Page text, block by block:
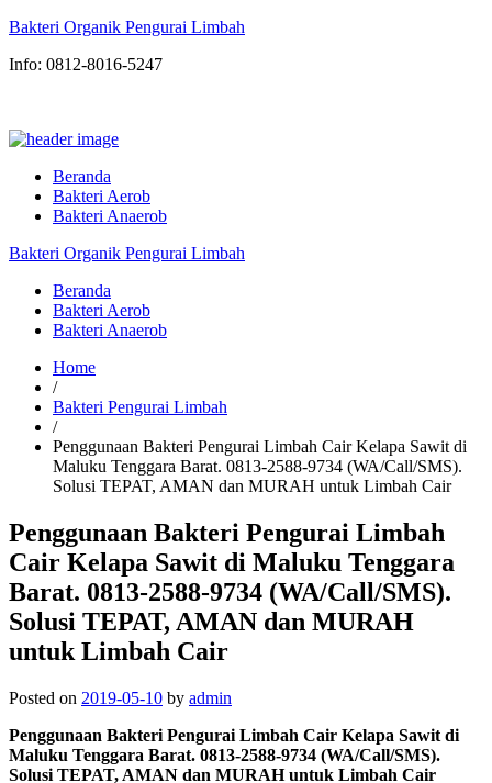
Bakteri Organik Pengurai Limbah
Info: 0812-8016-5247
Beranda
Bakteri Aerob
Bakteri Anaerob
Bakteri Organik Pengurai Limbah
Beranda
Bakteri Aerob
Bakteri Anaerob
Home
/
Bakteri Pengurai Limbah
/
Penggunaan Bakteri Pengurai Limbah Cair Kelapa Sawit di
Maluku Tenggara Barat. 0813-2588-9734 (WA/Call/SMS).
Solusi TEPAT, AMAN dan MURAH untuk Limbah Cair
Penggunaan Bakteri Pengurai Limbah
Cair Kelapa Sawit di Maluku Tenggara
Barat. 0813-2588-9734 (WA/Call/SMS).
Solusi TEPAT, AMAN dan MURAH
untuk Limbah Cair
Posted on 2019-05-10 by admin
Penggunaan Bakteri Pengurai Limbah Cair Kelapa Sawit di
Maluku Tenggara Barat. 0813-2588-9734 (WA/Call/SMS).
Solusi TEPAT, AMAN dan MURAH untuk Limbah Cair